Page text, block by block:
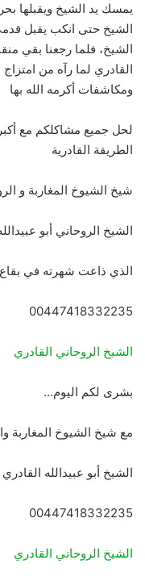
يمسك يد الشيخ ويقبلها
الشيخ حتى انكب يقبل
الشيخ، فلما رجعنا بقي
القادري لما رآه من
ومكاشفات أكرمه الله بها
لحل جميع مشاكلكم مع
الطريقة القادرية
شيخ الشيوخ المغاربة و
الشيخ الروحاني أبو
الذي ذاعت شهرته في بقاع
00447418332235
الشيخ الروحاني القادري
بشرى لكم اليوم…
مع شيخ الشيوخ المغاربة
الشيخ أبو عبيدالله القادري
00447418332235
الشيخ الروحاني القادري